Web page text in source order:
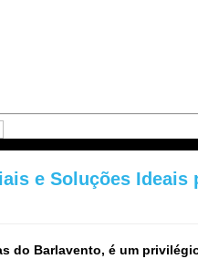
e Soluções Ideais
do Barlavento, é um